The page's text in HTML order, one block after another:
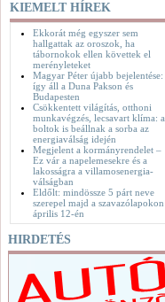
KIEMELT HÍREK
Ekkorát még egyszer sem
hallgattak az oroszok, ha
tábornokok ellen követtek el
merényleteket
Magyar Péter újabb bejelentése:
így áll a Duna Pakson és
Budapesten
Csökkentett világítás, otthoni
munkavégzés, lecsavart klíma: a
boltok is beállnak a sorba az
energiaválság idején
Megjelent a kormányrendelet –
Ez vár a napelemesekre és a
lakosságra a villamosenergia-
válságban
Eldőlt: mindössze 5 párt neve
szerepel majd a szavazólapokon
április 12-én
HIRDETÉS